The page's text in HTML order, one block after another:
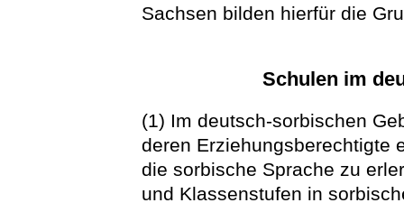
Sachsen bilden hierfür die
Schulen im
(1) Im deutsch-sorbischen
deren Erziehungsberechtigte
die sorbische Sprache zu
und Klassenstufen in